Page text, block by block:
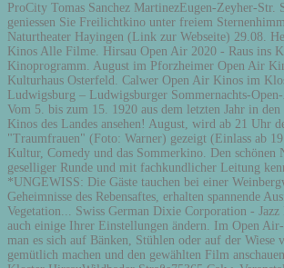
ProCity Tomas Sanchez MartinezEugen-Zeyher-Str.
geniessen Sie Freilichtkino unter freiem
Naturtheater Hayingen (Link zur Webseite) 29.08.
Kinos Alle Filme. Hirsau Open Air 2020 - Raus ins
Kinoprogramm. August im Pforzheimer Open Air
Kulturhaus Osterfeld. Calwer Open Air Kinos im
Ludwigsburg – Ludwigsburger Sommernachts-
Vom 5. bis zum 15. 1920 aus dem letzten Jahr in
Kinos des Landes ansehen! August, wird ab 21 Uhr
"Traumfrauen" (Foto: Warner) gezeigt (Einlass ab
Kultur, Comedy und das Sommerkino. Den schönen
geselliger Runde und mit fachkundlicher Leitung
*UNGEWISS: Die Gäste tauchen bei einer
Geheimnisse des Rebensaftes, erhalten spannende
Vegetation... Swiss German Dixie Corporation - Jazz
auch einige Ihrer Einstellungen ändern. Im Open
man es sich auf Bänken, Stühlen oder auf der Wiese
gemütlich machen und den gewählten Film